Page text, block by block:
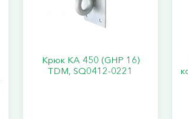
Крюк КА 450 (GHP 16)
TDM, SQ0412-0221